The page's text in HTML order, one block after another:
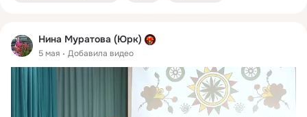
Нина Муратова (Юрк)
5 мая Добавила видео